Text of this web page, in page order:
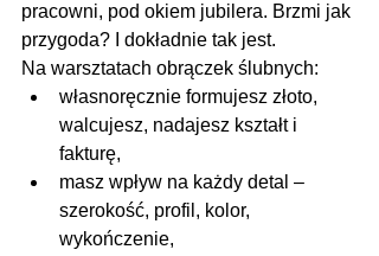
pracowni, pod okiem jubilera. Brzmi jak
przygoda? I dokładnie tak jest.
Na warsztatach obrączek ślubnych:
własnoręcznie formujesz złoto,
walcujesz, nadajesz kształt i
fakturę,
masz wpływ na każdy detal –
szerokość, profil, kolor,
wykończenie,